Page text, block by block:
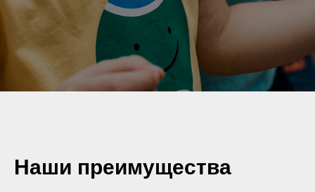
Наши преимущества